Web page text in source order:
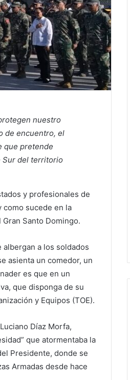
nuestro
de encuentro, el
que pretende
Sur del territorio
y profesionales de
como sucede en la
Santo Domingo.
a los soldados
asienta un comedor, un
es que en un
que disponga de su
y Equipos (TOE).
Díaz Morfa,
que atormentaba la
Presidente, donde se
Armadas desde hace